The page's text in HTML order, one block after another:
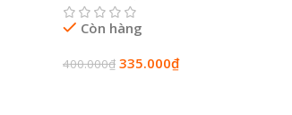
0981 686 020
Còn hàng
400.000₫ 335.000₫